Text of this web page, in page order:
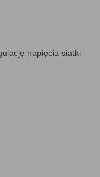
napięcia siatki